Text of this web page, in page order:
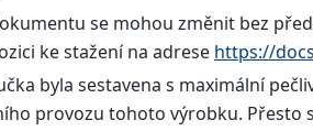
se mohou změnit bez
ke stažení na adrese https://
byla sestavena s maximální
provozu tohoto výrobku.